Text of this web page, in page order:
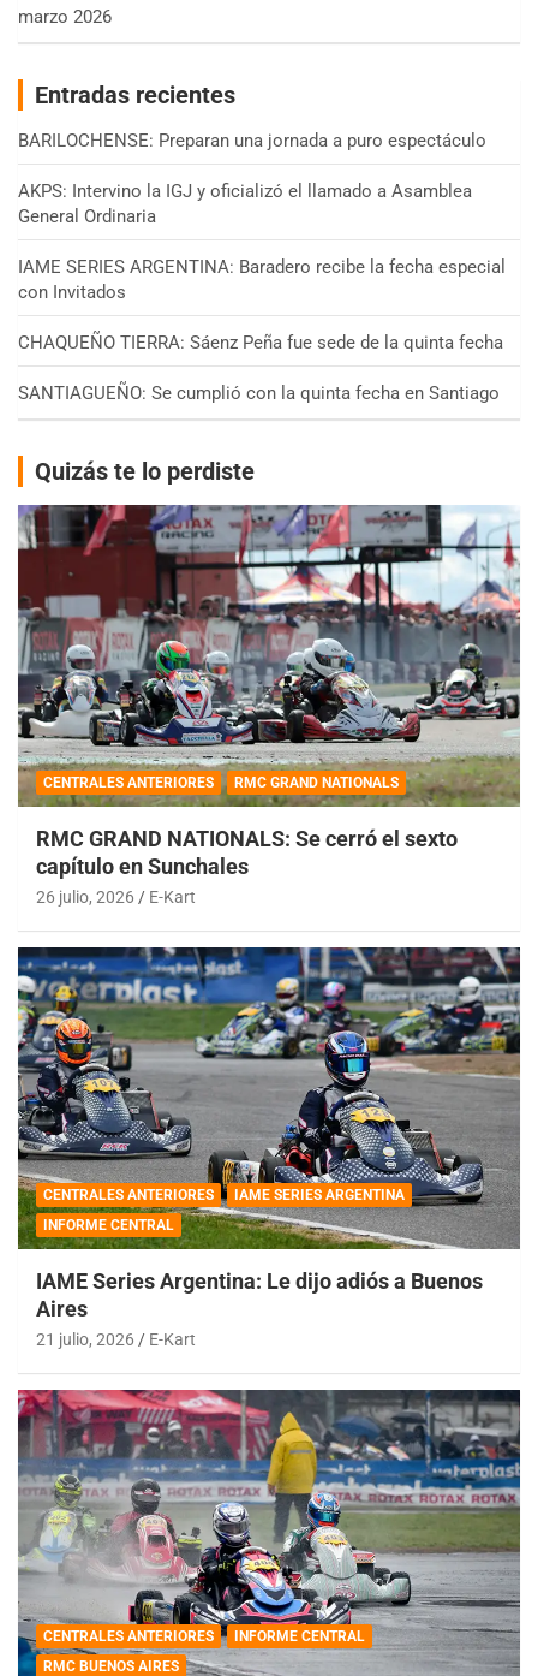
marzo 2026
Entradas recientes
BARILOCHENSE: Preparan una jornada a puro espectáculo
AKPS: Intervino la IGJ y oficializó el llamado a Asamblea
General Ordinaria
IAME SERIES ARGENTINA: Baradero recibe la fecha especial
con Invitados
CHAQUEÑO TIERRA: Sáenz Peña fue sede de la quinta fecha
SANTIAGUEÑO: Se cumplió con la quinta fecha en Santiago
Quizás te lo perdiste
CENTRALES ANTERIORES RMC GRAND NATIONALS
RMC GRAND NATIONALS: Se cerró el sexto
capítulo en Sunchales
26 julio, 2026 E-Kart
CENTRALES ANTERIORES
IAME SERIES ARGENTINA
INFORME CENTRAL
IAME Series Argentina: Le dijo adiós a Buenos
Aires
21 julio, 2026 E-Kart
CENTRALES ANTERIORES
INFORME CENTRAL
RMC BUENOS AIRES